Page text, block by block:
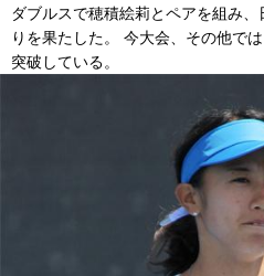
ダブルスで穂積絵莉とペアを組み
りを果たした。 今大会、その他で
突破している。